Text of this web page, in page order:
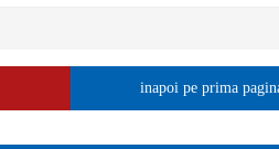
inapoi pe prima